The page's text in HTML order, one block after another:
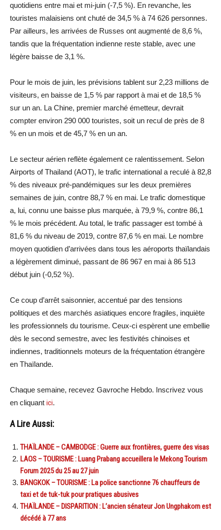
quotidiens entre mai et mi-juin (-7,5 %). En revanche, les
touristes malaisiens ont chuté de 34,5 % à 74 626 personnes.
Par ailleurs, les arrivées de Russes ont augmenté de 8,6 %,
tandis que la fréquentation indienne reste stable, avec une
légère baisse de 3,1 %.
Pour le mois de juin, les prévisions tablent sur 2,23 millions de
visiteurs, en baisse de 1,5 % par rapport à mai et de 18,5 %
sur un an. La Chine, premier marché émetteur, devrait
compter environ 290 000 touristes, soit un recul de près de 8
% en un mois et de 45,7 % en un an.
Le secteur aérien reflète également ce ralentissement. Selon
Airports of Thailand (AOT), le trafic international a reculé à 82,8
% des niveaux pré-pandémiques sur les deux premières
semaines de juin, contre 88,7 % en mai. Le trafic domestique
a, lui, connu une baisse plus marquée, à 79,9 %, contre 86,1
% le mois précédent. Au total, le trafic passager est tombé à
81,6 % du niveau de 2019, contre 87,6 % en mai. Le nombre
moyen quotidien d’arrivées dans tous les aéroports thaïlandais
a légèrement diminué, passant de 86 967 en mai à 86 513
début juin (-0,52 %).
Ce coup d’arrêt saisonnier, accentué par des tensions
politiques et des marchés asiatiques encore fragiles, inquiète
les professionnels du tourisme. Ceux-ci espèrent une embellie
dès le second semestre, avec les festivités chinoises et
indiennes, traditionnels moteurs de la fréquentation étrangère
en Thaïlande.
Chaque semaine, recevez Gavroche Hebdo. Inscrivez vous
en cliquant ici.
A Lire Aussi:
THAÏLANDE – CAMBODGE : Guerre aux frontières, guerre des visas
LAOS – TOURISME : Luang Prabang accueillera le Mekong Tourism
Forum 2025 du 25 au 27 juin
BANGKOK – TOURISME : La police sanctionne 76 chauffeurs de
taxi et de tuk-tuk pour pratiques abusives
THAÏLANDE – DISPARITION : L’ancien sénateur Jon Ungphakorn est
décédé à 77 ans